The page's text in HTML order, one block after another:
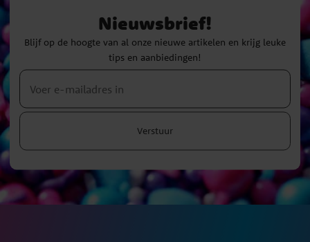
Nieuwsbrief!
Blijf op de hoogte van al onze nieuwe artikelen en krijg leuke
tips en aanbiedingen!
Verstuur